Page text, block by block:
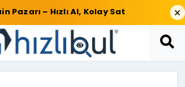
Pazarı – Hızlı Al, Kolay Sat ×